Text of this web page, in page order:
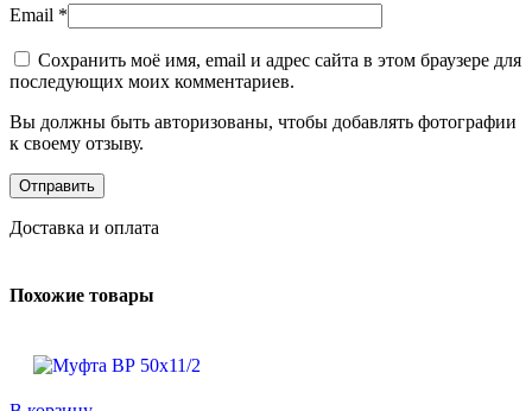
Email *
Сохранить моё имя, email и адрес сайта в этом браузере для
последующих моих комментариев.
Вы должны быть авторизованы, чтобы добавлять фотографии
к своему отзыву.
Доставка и оплата
Похожие товары